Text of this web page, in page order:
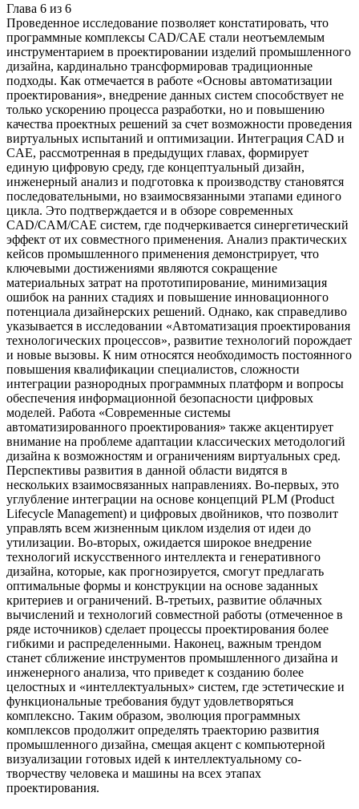
Глава 6 из 6
Проведенное исследование позволяет констатировать, что
программные комплексы CAD/CAE стали неотъемлемым
инструментарием в проектировании изделий промышленного
дизайна, кардинально трансформировав традиционные
подходы. Как отмечается в работе «Основы автоматизации
проектирования», внедрение данных систем способствует не
только ускорению процесса разработки, но и повышению
качества проектных решений за счет возможности проведения
виртуальных испытаний и оптимизации. Интеграция CAD и
CAE, рассмотренная в предыдущих главах, формирует
единую цифровую среду, где концептуальный дизайн,
инженерный анализ и подготовка к производству становятся
последовательными, но взаимосвязанными этапами единого
цикла. Это подтверждается и в обзоре современных
CAD/CAM/CAE систем, где подчеркивается синергетический
эффект от их совместного применения. Анализ практических
кейсов промышленного применения демонстрирует, что
ключевыми достижениями являются сокращение
материальных затрат на прототипирование, минимизация
ошибок на ранних стадиях и повышение инновационного
потенциала дизайнерских решений. Однако, как справедливо
указывается в исследовании «Автоматизация проектирования
технологических процессов», развитие технологий порождает
и новые вызовы. К ним относятся необходимость постоянного
повышения квалификации специалистов, сложности
интеграции разнородных программных платформ и вопросы
обеспечения информационной безопасности цифровых
моделей. Работа «Современные системы
автоматизированного проектирования» также акцентирует
внимание на проблеме адаптации классических методологий
дизайна к возможностям и ограничениям виртуальных сред.
Перспективы развития в данной области видятся в
нескольких взаимосвязанных направлениях. Во-первых, это
углубление интеграции на основе концепций PLM (Product
Lifecycle Management) и цифровых двойников, что позволит
управлять всем жизненным циклом изделия от идеи до
утилизации. Во-вторых, ожидается широкое внедрение
технологий искусственного интеллекта и генеративного
дизайна, которые, как прогнозируется, смогут предлагать
оптимальные формы и конструкции на основе заданных
критериев и ограничений. В-третьих, развитие облачных
вычислений и технологий совместной работы (отмеченное в
ряде источников) сделает процессы проектирования более
гибкими и распределенными. Наконец, важным трендом
станет сближение инструментов промышленного дизайна и
инженерного анализа, что приведет к созданию более
целостных и «интеллектуальных» систем, где эстетические и
функциональные требования будут удовлетворяться
комплексно. Таким образом, эволюция программных
комплексов продолжит определять траекторию развития
промышленного дизайна, смещая акцент с компьютерной
визуализации готовых идей к интеллектуальному со-
творчеству человека и машины на всех этапах
проектирования.